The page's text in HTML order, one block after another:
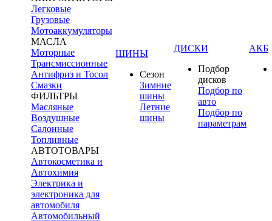
Легковые
Грузовые
Мотоаккумуляторы
МАСЛА
Моторные
Трансмиссионные
Антифриз и Тосол
Смазки
ФИЛЬТРЫ
Масляные
Воздушные
Салонные
Топливные
АВТОТОВАРЫ
Автокосметика и
Автохимия
Электрика и
электроника для
автомобиля
Автомобильный
ШИНЫ
Сезон
Зимние
шины
Летние
шины
ДИСКИ
Подбор
дисков
Подбор по
авто
Подбор по
параметрам
АКБ